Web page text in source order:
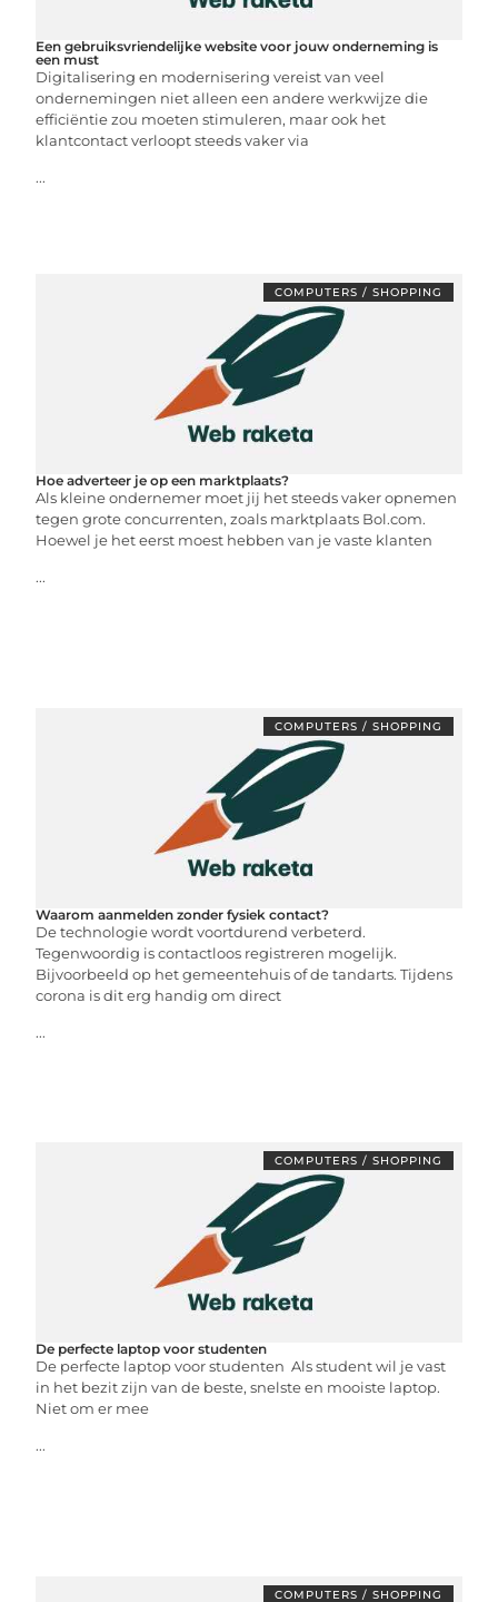
Een gebruiksvriendelijke website voor jouw onderneming is
een must
Digitalisering en modernisering vereist van veel
ondernemingen niet alleen een andere werkwijze die
efficiëntie zou moeten stimuleren, maar ook het
klantcontact verloopt steeds vaker via
...
COMPUTERS / SHOPPING
Hoe adverteer je op een marktplaats?
Als kleine ondernemer moet jij het steeds vaker opnemen
tegen grote concurrenten, zoals marktplaats Bol.com.
Hoewel je het eerst moest hebben van je vaste klanten
...
COMPUTERS / SHOPPING
Waarom aanmelden zonder fysiek contact?
De technologie wordt voortdurend verbeterd.
Tegenwoordig is contactloos registreren mogelijk.
Bijvoorbeeld op het gemeentehuis of de tandarts. Tijdens
corona is dit erg handig om direct
...
COMPUTERS / SHOPPING
De perfecte laptop voor studenten
De perfecte laptop voor studenten Als student wil je vast
in het bezit zijn van de beste, snelste en mooiste laptop.
Niet om er mee
...
COMPUTERS / SHOPPING